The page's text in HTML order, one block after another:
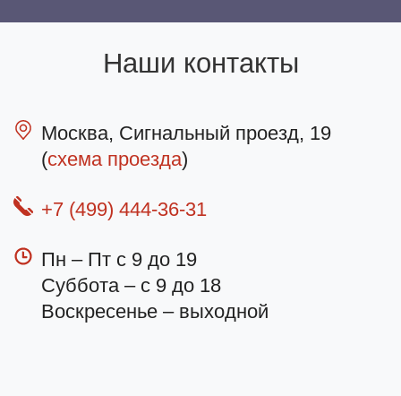
Наши контакты
Москва, Сигнальный проезд, 19
(схема проезда)
+7 (499) 444-36-31
Пн – Пт с 9 до 19
Суббота – с 9 до 18
Воскресенье – выходной